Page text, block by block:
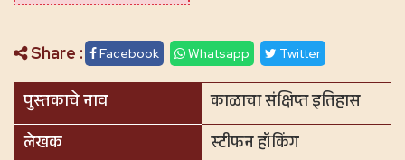
Share : Facebook Whatsapp Twitter
पुस्तकाचे नाव
काळाचा संक्षिप्त इतिहास
लेखक
स्टीफन हॉकिंग